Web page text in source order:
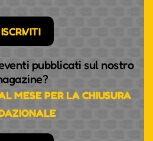
ISCRIVITI
pubblicati sul nostro
MESE PER LA CHIUSURA